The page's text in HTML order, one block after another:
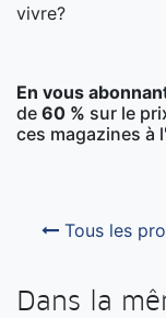
vivre?
En vous
de 60 % sur le
ces magazines à
Tous les
Dans la